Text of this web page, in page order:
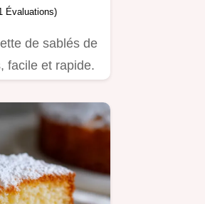
Évaluations)
de sablés de
facile et rapide.